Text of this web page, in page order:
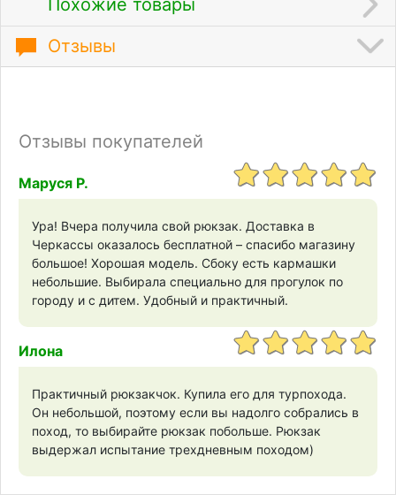
Похожие товары
Отзывы
Отзывы покупателей
Маруся Р.
Ура! Вчера получила свой рюкзак. Доставка в
Черкассы оказалось бесплатной – спасибо магазину
большое! Хорошая модель. Сбоку есть кармашки
небольшие. Выбирала специально для прогулок по
городу и с дитем. Удобный и практичный.
Илона
Практичный рюкзакчок. Купила его для турпохода.
Он небольшой, поэтому если вы надолго собрались в
поход, то выбирайте рюкзак побольше. Рюкзак
выдержал испытание трехдневным походом)